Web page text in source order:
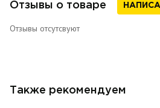
Отзывы о товаре
Отзывы отсутсвуют
Также рекомендуем